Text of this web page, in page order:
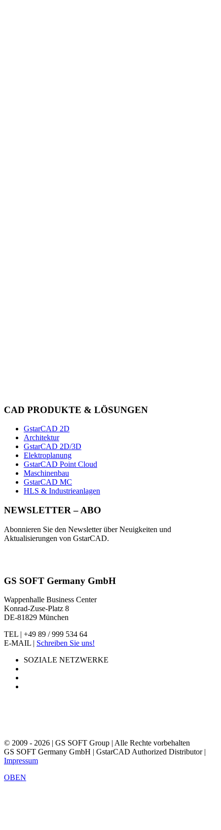
CAD PRODUKTE & LÖSUNGEN
GstarCAD 2D
Architektur
GstarCAD 2D/3D
Elektroplanung
GstarCAD Point Cloud
Maschinenbau
GstarCAD MC
HLS & Industrieanlagen
NEWSLETTER – ABO
Abonnieren Sie den Newsletter über Neuigkeiten und
Aktualisierungen von GstarCAD.
GS SOFT Germany GmbH
Wappenhalle Business Center
Konrad-Zuse-Platz 8
DE-81829 München
TEL | +49 89 / 999 534 64
E-MAIL | Schreiben Sie uns!
SOZIALE NETZWERKE
© 2009 - 2026 | GS SOFT Group | Alle Rechte vorbehalten
GS SOFT Germany GmbH | GstarCAD Authorized Distributor |
Impressum
OBEN